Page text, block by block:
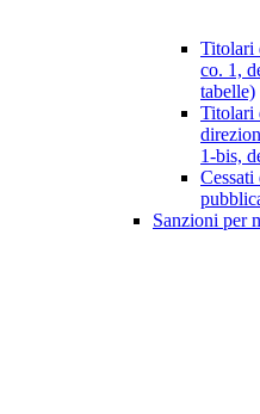
Titolari
co. 1,
tabelle)
Titolari
1-bis,
Sanzioni per